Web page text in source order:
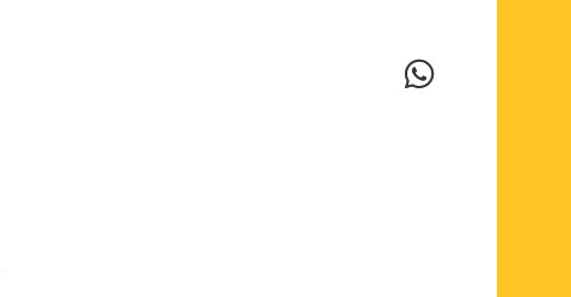
WhatsApp-